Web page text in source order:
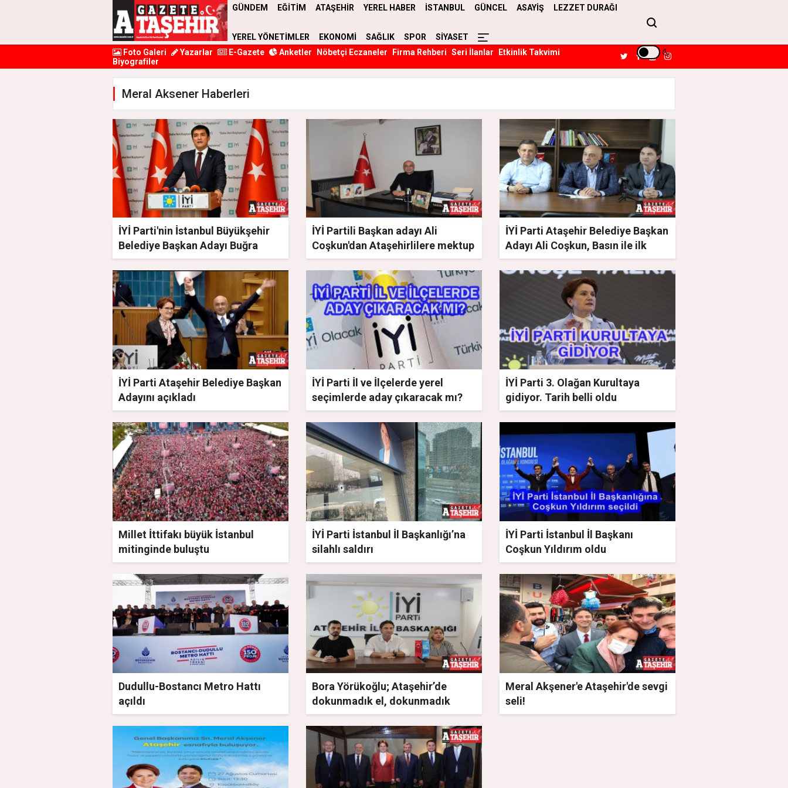
GÜNDEM EĞİTİM ATAŞEHİR YEREL HABER İSTANBUL GÜNCEL ASAYİŞ LEZZET DURAĞI
YEREL YÖNETİMLER EKONOMİ SAĞLIK SPOR
SİYASET
Foto Galeri
Yazarlar E-Gazete Anketler Nöbetçi Eczaneler Firma Rehberi Seri İlanlar
Etkinlik Takvimi
Biyografiler
Meral Aksener Haberleri
İYİ Parti'nin İstanbul Büyükşehir
Belediye Başkan Adayı Buğra
Kavuncu
İYİ Partili Başkan adayı Ali
Coşkun'dan Ataşehirlilere mektup
var
İYİ Parti Ataşehir Belediye Başkan
Adayı Ali Coşkun, Basın ile ilk
buluşmasını gerçekleştirdi
İYİ Parti Ataşehir Belediye Başkan
Adayını açıkladı
İYİ Parti İl ve İlçelerde yerel
seçimlerde aday çıkaracak mı?
İYİ Parti 3. Olağan Kurultaya
gidiyor. Tarih belli oldu
Millet İttifakı büyük İstanbul
mitinginde buluştu
İYİ Parti İstanbul İl Başkanlığı’na
silahlı saldırı
İYİ Parti İstanbul İl Başkanı
Coşkun Yıldırım oldu
Dudullu-Bostancı Metro Hattı
açıldı
Bora Yörükoğlu; Ataşehir’de
dokunmadık el, dokunmadık
yürek bırakmayacağız
Meral Akşener'e Ataşehir'de sevgi
seli!